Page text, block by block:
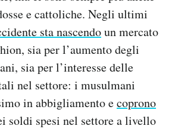
e cattoliche. Negli ultimi
sta nascendoun mercato
sia per l’aumento degli
sia per l’interesse delle
nel settore: i musulmani
in abbigliamento ecoprono
soldi spesi nel settore a livello